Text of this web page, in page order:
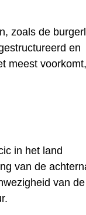
zoals de
en
meest
in het land
van de
van de